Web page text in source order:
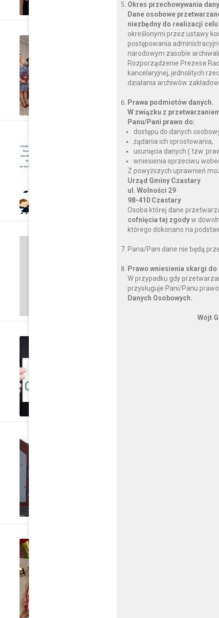
czwartek, 29 czerwca 2023
W Czastarach
Dyrektorom Szkół i
piątek, 23 czerwca 2023
Zakończenie roku
CZYTAJ DALEJ
CZYTAJ DALEJ
Okres przechowywania
Dane osobowe
niezbędny do realizacji
określonymi przez ustawy
postępowania
narodowym zasobie
Rozporządzenie Prezesa
kancelaryjnej, jednolitych
działania archiwów
Prawa podmiotów danych.
W związku z
Panu/Pani prawo do:
dostępu do danych
żądania ich sprostowania,
usunięcia danych ( tzw.
wniesienia sprzeciwu
Z powyższych uprawnień
Urząd Gminy Czastary
ul. Wolności 29
98-410 Czastary
Osoba której dane
cofnięcia tej zgodyw
którego dokonano na
Pana/Pani dane nie będą
Prawo wniesienia skargi
W przypadku gdy
przysługuje Pani/Panu
Danych Osobowych.
Wójt